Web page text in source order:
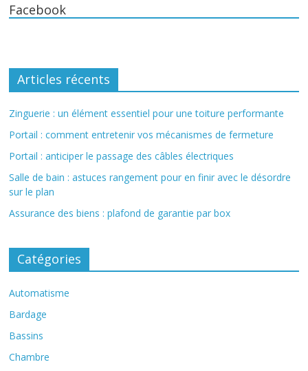
Facebook
Articles récents
Zinguerie : un élément essentiel pour une toiture performante
Portail : comment entretenir vos mécanismes de fermeture
Portail : anticiper le passage des câbles électriques
Salle de bain : astuces rangement pour en finir avec le désordre
sur le plan
Assurance des biens : plafond de garantie par box
Catégories
Automatisme
Bardage
Bassins
Chambre